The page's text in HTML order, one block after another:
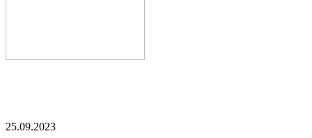
25.09.2023